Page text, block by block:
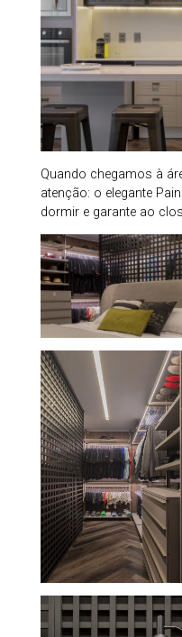
Quando chegamos à
atenção: o elegante
dormir e garante ao